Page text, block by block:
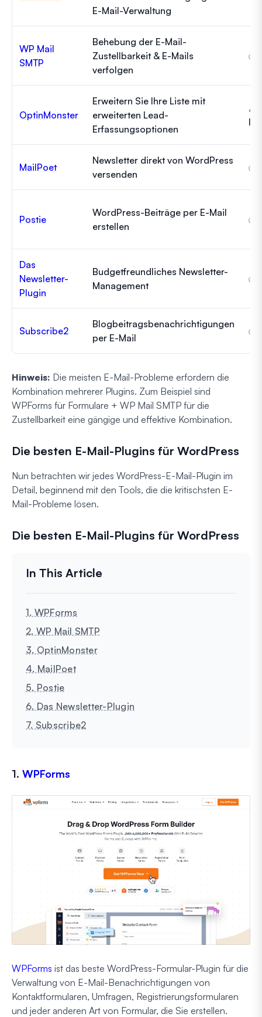
E-Mail-Verwaltung
WP Mail
SMTP
Behebung der E-Mail-
Zustellbarkeit & E-Mails
verfolgen
✅
OptinMonster
Erweitern Sie Ihre Liste mit
erweiterten Lead-
Erfassungsoptionen
⚠️
MailPoet
Newsletter direkt von WordPress
versenden
✅
Postie
WordPress-Beiträge per E-Mail
erstellen
✅
Das
Newsletter-
Plugin
Budgetfreundliches Newsletter-
Management
✅
Subscribe2
Blogbeitragsbenachrichtigungen
per E-Mail
✅
Hinweis: Die meisten E-Mail-Probleme erfordern die
Kombination mehrerer Plugins. Zum Beispiel sind
WPForms für Formulare + WP Mail SMTP für die
Zustellbarkeit eine gängige und effektive Kombination.
Die besten E-Mail-Plugins für WordPress
Nun betrachten wir jedes WordPress-E-Mail-Plugin im
Detail, beginnend mit den Tools, die die kritischsten E-
Mail-Probleme lösen.
Die besten E-Mail-Plugins für WordPress
1. WPForms
2. WP Mail SMTP
3. OptinMonster
4. MailPoet
5. Postie
6. Das Newsletter-Plugin
7. Subscribe2
1. WPForms
WPForms ist das beste WordPress-Formular-Plugin für die
Verwaltung von E-Mail-Benachrichtigungen von
Kontaktformularen, Umfragen, Registrierungsformularen
und jeder anderen Art von Formular, die Sie erstellen.